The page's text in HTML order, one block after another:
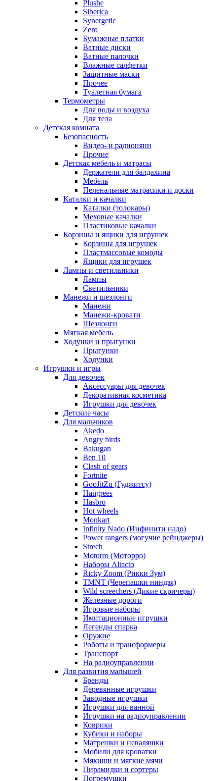
Plushe
Siberica
Synergetic
Zero
Бумажные платки
Ватные диски
Ватные палочки
Влажные салфетки
Защитные маски
Прочее
Туалетная бумага
Термометры
Для воды и воздуха
Для тела
Детская комната
Безопасность
Видео- и радионяни
Прочие
Детская мебель и матрасы
Держатели для балдахина
Мебель
Пеленальные матрасики и доски
Каталки и качалки
Каталки (толокары)
Меховые качалки
Пластиковые качалки
Корзины и ящики для игрушек
Корзины для игрушек
Пластмассовые комоды
Ящики для игрушек
Лампы и светильники
Лампы
Светильники
Манежи и шезлонги
Манежи
Манежи-кровати
Шезлонги
Мягкая мебель
Ходунки и прыгунки
Прыгунки
Ходунки
Игрушки и игры
Для девочек
Аксессуары для девочек
Декоративная косметика
Игрушки для девочек
Детские часы
Для мальчиков
Akedo
Angry birds
Bakugan
Ben 10
Clash of gears
Fortnite
GooJitZu (Гуджитсу)
Hangrees
Hasbro
Hot wheels
Monkart
Infinity Nado (Инфинити надо)
Power rangers (могучие рейнджеры)
Strech
Motorro (Моторро)
Наборы Altacto
Ricky Zoom (Рикки Зум)
TMNT (Черепашки ниндзя)
Wild screechers (Дикие скричеры)
Железные дороги
Игровые наборы
Имитационные игрушки
Легенды спарка
Оружие
Роботы и трансформеры
Транспорт
На радиоуправлении
Для развития малышей
Бренды
Деревянные игрушки
Заводные игрушки
Игрушки для ванной
Игрушки на радиоуправлении
Коврики
Кубики и наборы
Матрешки и неваляшки
Мобили для кроватки
Мякиши и мягкие мячи
Пирамидки и сортеры
Погремушки